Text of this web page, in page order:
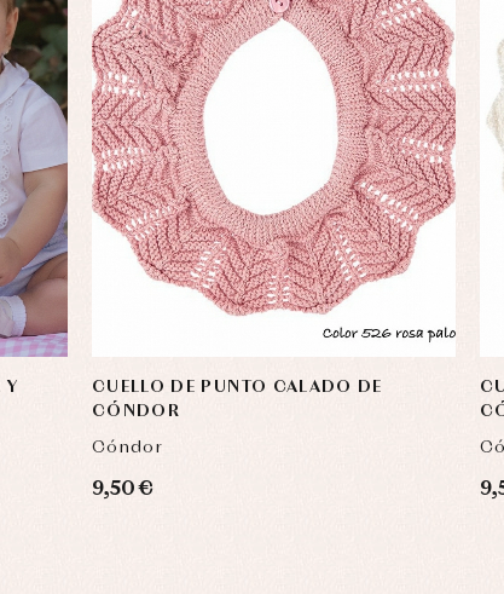
Y
CUELLO DE PUNTO CALADO DE
CÓNDOR
Cóndor
9,50 €